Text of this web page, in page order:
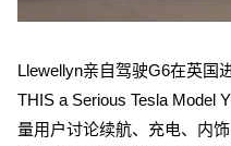
Llewellyn亲自驾驶G6在英国
THIS a Serious Tesla Model Y
量用户讨论续航、充电、内